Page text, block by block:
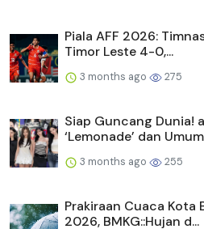
Piala AFF 2026:
Timor Leste 4-0,...
3 months ago 275
Siap Guncang Dunia!
‘Lemonade’ dan
3 months ago 255
Prakiraan Cuaca Kota
2026, BMKG::Hujan d...